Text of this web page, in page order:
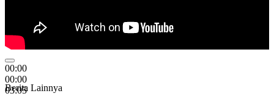
00:00
00:00
03:05
Berita Lainnya